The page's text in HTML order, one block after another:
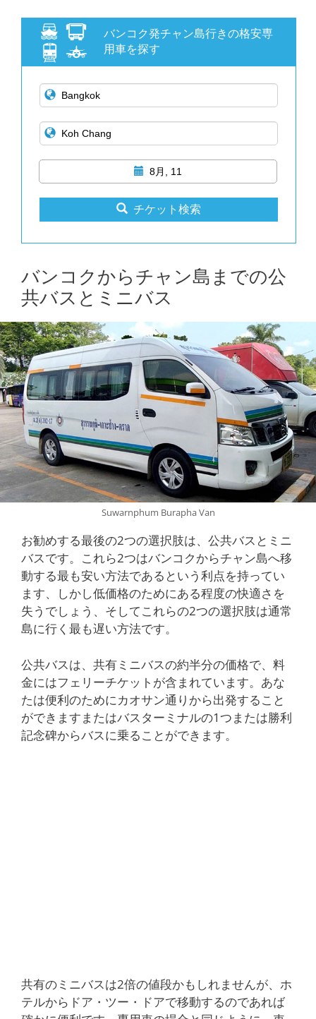
バンコク発チャン島行きの格安専
用車を探す
8月, 11
チケット検索
バンコクからチャン島までの公
共バスとミニバス
Suwarnphum Burapha Van
お勧めする最後の2つの選択肢は、公共バスとミニ
バスです。これら2つはバンコクからチャン島へ移
動する最も安い方法であるという利点を持ってい
ます、しかし低価格のためにある程度の快適さを
失うでしょう、そしてこれらの2つの選択肢は通常
島に行く最も遅い方法です。
公共バスは、共有ミニバスの約半分の価格で、料
金にはフェリーチケットが含まれています。あな
たは便利のためにカオサン通りから出発すること
ができますまたはバスターミナルの1つまたは勝利
記念碑からバスに乗ることができます。
共有のミニバスは2倍の値段かもしれませんが、ホ
テルからドア・ツー・ドアで移動するのであれば